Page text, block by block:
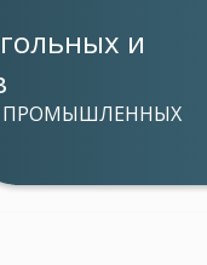
и
ПРОМЫШЛЕННЫХ